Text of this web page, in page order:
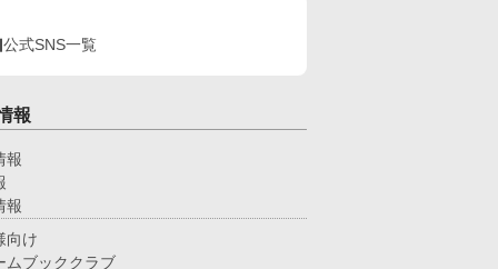
公式SNS一覧
報
報
報
向け
ムブッククラブ